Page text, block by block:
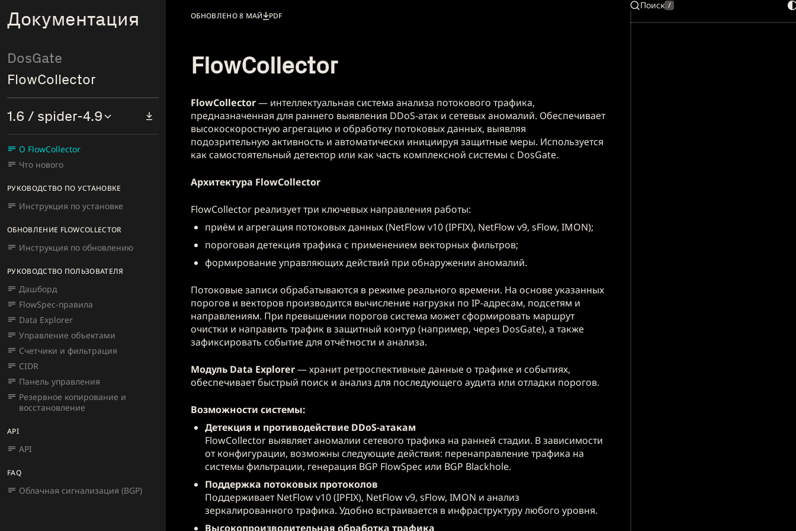
Документация
DosGate
FlowCollector
1.6 / spider-4.9
О FlowCollector
Что нового
РУКОВОДСТВО ПО УСТАНОВКЕ
Инструкция по установке
ОБНОВЛЕНИЕ FLOWCOLLECTOR
Инструкция по обновлению
РУКОВОДСТВО ПОЛЬЗОВАТЕЛЯ
Дашборд
FlowSpec-правила
Data Explorer
Управление объектами
Счетчики и фильтрация
CIDR
Панель управления
Резервное копирование и
восстановление
API
API
FAQ
Облачная сигнализация (BGP)
ОБНОВЛЕНО 8 МАЙ PDF
FlowCollector
FlowCollector— интеллектуальная система анализа потокового трафика,
предназначенная для раннего выявления DDoS-атак и сетевых аномалий. Обеспечивает
высокоскоростную агрегацию и обработку потоковых данных, выявляя
подозрительную активность и автоматически инициируя защитные меры. Используется
как самостоятельный детектор или как часть комплексной системы с DosGate.
Архитектура FlowCollector
FlowCollector реализует три ключевых направления работы:
приём и агрегация потоковых данных (NetFlow v10 (IPFIX), NetFlow v9, sFlow, IMON);
пороговая детекция трафика с применением векторных фильтров;
формирование управляющих действий при обнаружении аномалий.
Потоковые записи обрабатываются в режиме реального времени. На основе указанных
порогов и векторов производится вычисление нагрузки по IP-адресам, подсетям и
направлениям. При превышении порогов система может сформировать маршрут
очистки и направить трафик в защитный контур (например, через DosGate), а также
зафиксировать событие для отчётности и анализа.
Модуль Data Explorer— хранит ретроспективные данные о трафике и событиях,
обеспечивает быстрый поиск и анализ для последующего аудита или отладки порогов.
Возможности системы:
Детекция и противодействие DDoS-атакам
FlowCollector выявляет аномалии сетевого трафика на ранней стадии. В зависимости
от конфигурации, возможны следующие действия: перенаправление трафика на
системы фильтрации, генерация BGP FlowSpec или BGP Blackhole.
Поддержка потоковых протоколов
Поддерживает NetFlow v10 (IPFIX), NetFlow v9, sFlow, IMON и анализ
зеркалированного трафика. Удобно встраивается в инфраструктуру любого уровня.
Высокопроизводительная обработка трафика
Поиск /